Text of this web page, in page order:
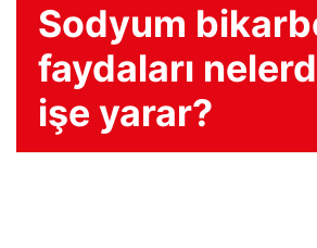
Sodyum
faydaları
işe yarar?